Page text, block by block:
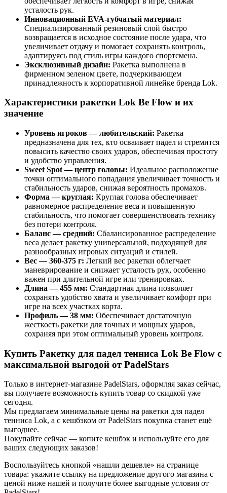
усталость рук.
Инновационный EVA-губчатый материал:
Специализированный резиновый слой быстро
возвращается в исходное состояние после удара, что
увеличивает отдачу и помогает сохранять контроль,
адаптируясь под стиль игры каждого спортсмена.
Эксклюзивный дизайн: Ракетка выполнена в
фирменном зеленом цвете, подчеркивающем
принадлежность к корпоративной линейке бренда Lok.
Характеристики ракетки Lok Be Flow и их
значение
Уровень игроков — любительский: Ракетка
предназначена для тех, кто осваивает падел и стремится
повысить качество своих ударов, обеспечивая простоту
и удобство управления.
Sweet Spot — центр головы: Идеальное расположение
точки оптимального попадания увеличивает точность и
стабильность ударов, снижая вероятность промахов.
Форма — круглая: Круглая голова обеспечивает
равномерное распределение веса и повышенную
стабильность, что помогает совершенствовать технику
без потери контроля.
Баланс — средний: Сбалансированное распределение
веса делает ракетку универсальной, подходящей для
разнообразных игровых ситуаций и стилей.
Вес — 360-375 г: Легкий вес ракетки облегчает
маневрирование и снижает усталость рук, особенно
важен при длительной игре или тренировках.
Длина — 455 мм: Стандартная длина позволяет
сохранять удобство хвата и увеличивает комфорт при
игре на всех участках корта.
Профиль — 38 мм: Обеспечивает достаточную
жесткость ракетки для точных и мощных ударов,
сохраняя при этом оптимальный уровень контроля.
Купить Ракетку для падел тенниса Lok Be Flow с
максимальной выгодой от PadelStars
Только в интернет-магазине PadelStars, оформляя заказ сейчас,
вы получаете возможность купить товар со скидкой уже
сегодня.
Мы предлагаем минимальные цены на ракетки для падел
тенниса Lok, а с кешбэком от PadelStars покупка станет ещё
выгоднее.
Покупайте сейчас — копите кешбэк и используйте его для
ваших следующих заказов!
Воспользуйтесь кнопкой «нашли дешевле» на странице
товара: укажите ссылку на предложение другого магазина с
ценой ниже нашей и получите более выгодные условия от